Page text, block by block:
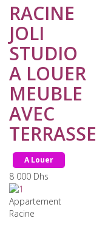
RACINE
JOLI
STUDIO
A LOUER
MEUBLE
AVEC
TERRASSE
A Louer
8 000 Dhs
Appartement
Racine